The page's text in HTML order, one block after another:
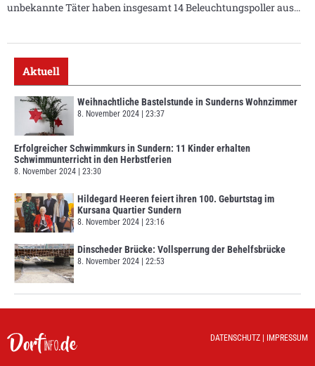
unbekannte Täter haben insgesamt 14 Beleuchtungspoller aus
Aktuell
Weihnachtliche Bastelstunde in Sunderns Wohnzimmer
8. November 2024 23:37
Erfolgreicher Schwimmkurs in Sundern: 11 Kinder erhalten
Schwimmunterricht in den Herbstferien
8. November 2024 23:30
Hildegard Heeren feiert ihren 100. Geburtstag im
Kursana Quartier Sundern
8. November 2024 23:16
Dinscheder Brücke: Vollsperrung der Behelfsbrücke
8. November 2024 22:53
DATENSCHUTZ IMPRESSUM